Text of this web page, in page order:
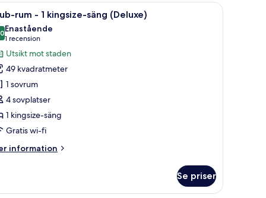
ett skrivbord, en stol och en lampa.Ett hotellrum med en säng, en stol, ett bord
9 rum - 1 kingsize-säng (Deluxe)
av 10
Enastående
1 recension
(1 recension)
Utsikt mot staden
49 kvadratmeter
1 sovrum
4 sovplatser
1 kingsize-säng
Gratis wi-fi
information
Se priser